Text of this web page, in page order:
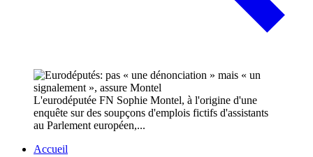
L'eurodéputée FN Sophie Montel, à l'origine d'une
enquête sur des soupçons d'emplois fictifs d'assistants
au Parlement européen,...
Accueil